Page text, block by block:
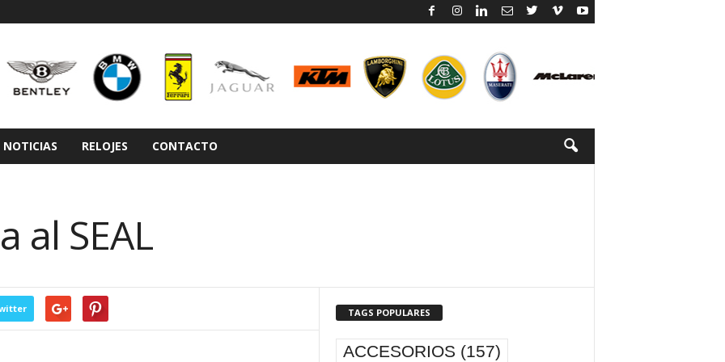
NOTICIAS RELOJES CONTACTO
al SEAL
TAGS POPULARES
ACCESORIOS (157)